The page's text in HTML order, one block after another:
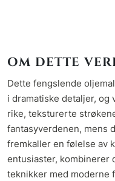
OM DETTE
Dette fengslende
i dramatiske detaljer, og
rike, teksturerte
fantasyverdenen, mens
fremkaller en følelse av
entusiaster, kombinerer
teknikker med moderne